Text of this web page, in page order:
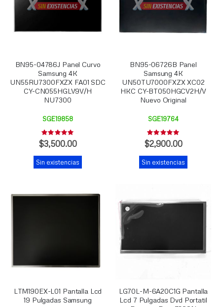
BN95-04786J Panel Curvo
Samsung 4K
UN55RU7300FXZX FA01 SDC
CY-CN055HGLV9V/H
NU7300
SGE19858
Rating:
0%
$3,500.00
Sin existencias
BN95-06726B Panel
Samsung 4K
UN50TU7000FXZX XC02
HKC CY-BT050HGCV2H/V
Nuevo Original
SGE19764
Rating:
0%
$2,900.00
Sin existencias
LTM190EX-L01 Pantalla Lcd
19 Pulgadas Samsung
LG70L-M-6A20C1G Pantalla
Lcd 7 Pulgadas Dvd Portatil